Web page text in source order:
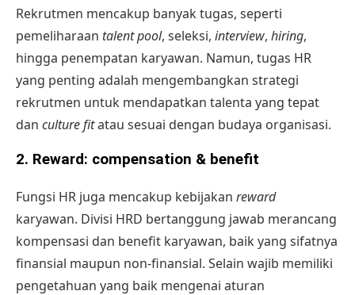
Rekrutmen mencakup banyak tugas, seperti
pemeliharaan talent pool, seleksi, interview, hiring,
hingga penempatan karyawan. Namun, tugas HR
yang penting adalah mengembangkan strategi
rekrutmen untuk mendapatkan talenta yang tepat
dan culture fitatau sesuai dengan budaya organisasi.
2. Reward: compensation & benefit
Fungsi HR juga mencakup kebijakan reward
karyawan. Divisi HRD bertanggung jawab merancang
kompensasi dan benefit karyawan, baik yang sifatnya
finansial maupun non-finansial. Selain wajib memiliki
pengetahuan yang baik mengenai aturan